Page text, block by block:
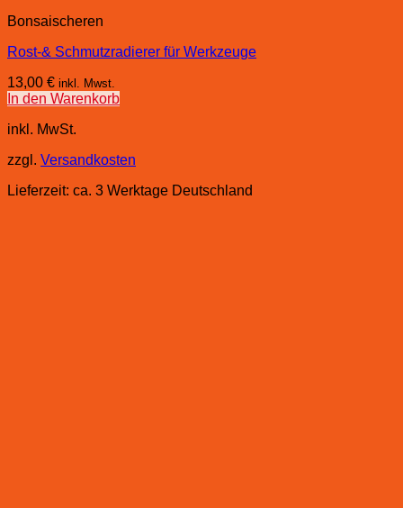
Bonsaischeren
Rost-& Schmutzradierer für Werkzeuge
13,00 € inkl. Mwst.
In den Warenkorb
inkl. MwSt.
zzgl. Versandkosten
Lieferzeit: ca. 3 Werktage Deutschland